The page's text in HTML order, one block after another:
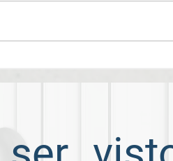
Video-Curriculum?